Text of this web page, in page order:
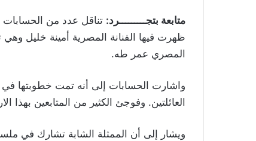
متابعة بتجـــــــــرد: تناقل عدد من الحسابات
ظهرت فيها الفنانة المصرية أمينة خليل
المصري عمر طه.
واشارت الحسابات إلى أنه تمت خطوبتها
العائلتين. وفوجئ الكثير من المتابعين بهذا
ويشار إلى أن الممثلة الشابة تشارك في